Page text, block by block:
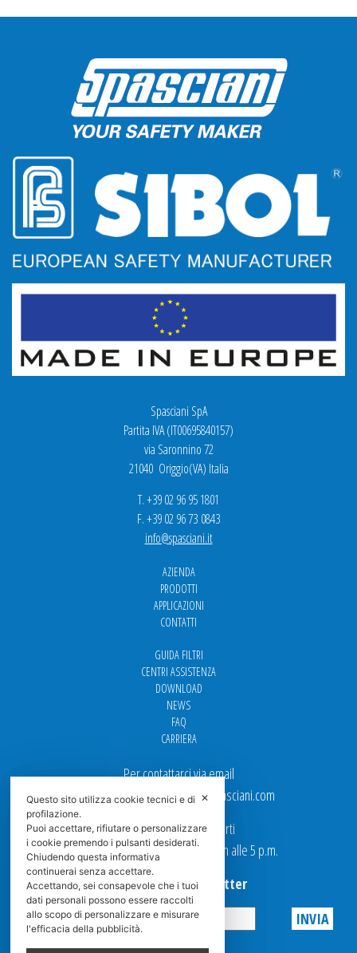
Spasciani SpA
Partita IVA (IT00695840157)
via Saronnino 72
21040 Origgio(VA) Italia
T. +39 02 96 95 1801
F. +39 02 96 73 0843
info@spasciani.it
AZIENDA
PRODOTTI
APPLICAZIONI
CONTATTI
GUIDA FILTRI
CENTRI ASSISTENZA
DOWNLOAD
NEWS
FAQ
CARRIERA
Per contattarci via email
Ufficio Vendite: italy.sales@spasciani.com
I nostri uffici sono aperti
dal Lunedi al Venerdi dalle 9 a.m alle 5 p.m.
Iscriviti alla Newsletter
Privacy
✕
Questo sito utilizza cookie tecnici e di
profilazione.
Puoi accettare, rifiutare o personalizzare
i cookie premendo i pulsanti desiderati.
Chiudendo questa informativa
continuerai senza accettare.
Accettando, sei consapevole che i tuoi
dati personali possono essere raccolti
allo scopo di personalizzare e misurare
l'efficacia della pubblicità.